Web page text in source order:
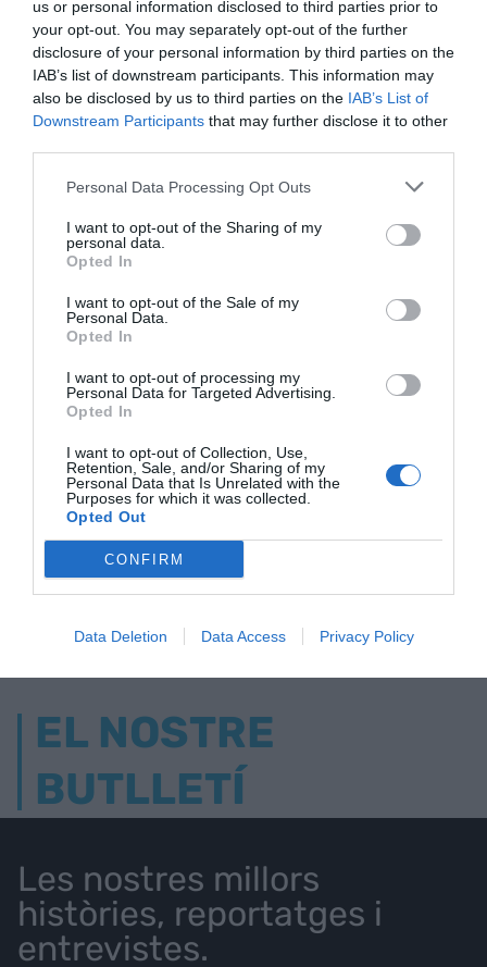
us or personal information disclosed to third parties prior to
your opt-out. You may separately opt-out of the further
disclosure of your personal information by third parties on the
IAB’s list of downstream participants. This information may
also be disclosed by us to third parties on the IAB’s List of
Downstream Participants that may further disclose it to other
Personal Data Processing Opt Outs
I want to opt-out of the Sharing of my
personal data.
Opted In
I want to opt-out of the Sale of my
Personal Data.
Opted In
I want to opt-out of processing my
Personal Data for Targeted Advertising.
Opted In
I want to opt-out of Collection, Use,
Retention, Sale, and/or Sharing of my
Personal Data that Is Unrelated with the
Purposes for which it was collected.
Opted Out
CONFIRM
Data Deletion Data Access Privacy Policy
La CE adjudica a
Cellnex sis
impulsar el 5G
Cellnex compra més
de 300
portuguesa NOS
Cellnex
les
ELS MÉS LLEGITS
AVUI DESTAQUEM
EL NOSTRE
BUTLLETÍ
Les nostres millors
històries, reportatges i
entrevistes.